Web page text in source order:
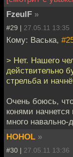
FzeulF »
#29 | 27.05.11 13:35
Кому: Васька,
> Нет. Нашего
действительно
стрельба и
Очень боюсь,
конями
много навально-
HOHOL »
#30 | 27.05.11 13:36